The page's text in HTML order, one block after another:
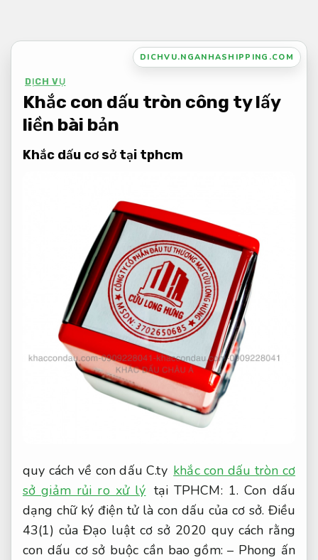
nội
DICHVU.NGANHASHIPPING.COM
DỊCH VỤ
Khắc con dấu tròn công ty lấy
liền bài bản
Khắc dấu cơ sở tại tphcm
quy cách về con dấu C.ty khắc con dấu tròn cơ
sở giảm rủi ro xử lý tại TPHCM: 1. Con dấu
dạng chữ ký điện tử là con dấu của cơ sở. Điều
43(1) của Đạo luật cơ sở 2020 quy cách rằng
con dấu cơ sở buộc cần bao gồm: – Phong ấn